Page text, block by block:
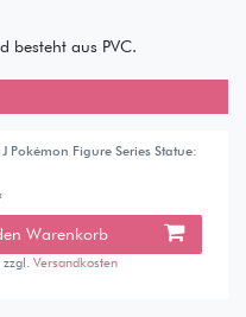
besteht aus PVC.
J Pokémon Figure Series Statue:
Warenkorb
zzgl.Versandkosten